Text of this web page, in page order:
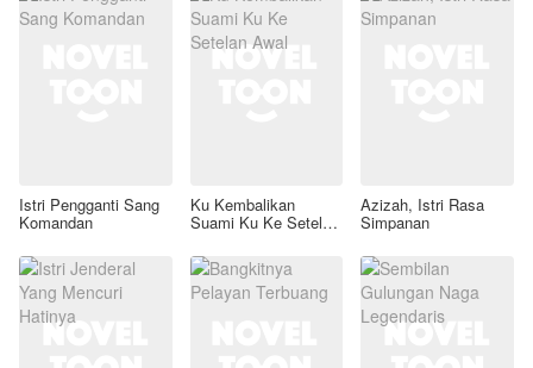
Istri Pengganti Sang
Komandan
Ku Kembalikan
Suami Ku Ke Setelan
Azizah, Istri Rasa
Simpanan